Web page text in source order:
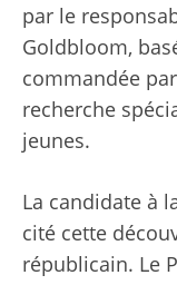
par le
Goldbloom,
commandée
recherche
jeunes.
La candidate à
cité cette
républicain. Le